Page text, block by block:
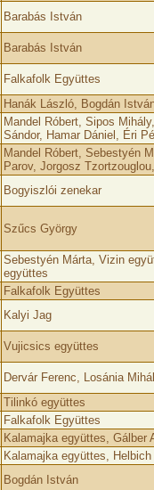
Barabás István
Barabás István
Falkafolk Együttes
Hanák László, Bogdán
Mandel Róbert, Sipos
Sándor, Hamar Dániel, Éri
Mandel Róbert, Sebestyén
Parov, Jorgosz
Bogyiszlói zenekar
Szűcs György
Sebestyén Márta, Vizin
együttes
Falkafolk Együttes
Kalyi Jag
Vujicsics együttes
Dervár Ferenc, Losánia
Tilinkó együttes
Falkafolk Együttes
Kalamajka együttes, Gálber
Kalamajka együttes, Helbich
Bogdán István